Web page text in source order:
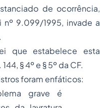
de ocorrência,
nº 9.099/1995, invade a
que estabelece esta
§ 4º e § 5º da CF.
foram enfáticos:
grave é